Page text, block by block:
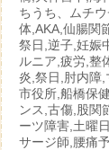
ちうち、ムチ
体,AKA,仙腸関
祭日,逆子,妊娠
ルニア,疲労,整
炎,祭日,肘内障
市役所,船橋保
ンス,古傷,股関
ーツ障害,土曜
サージ師,腰痛